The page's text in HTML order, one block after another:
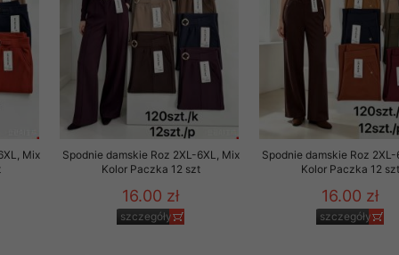
Mix
Spodnie damskie Roz 2XL-6XL, Mix
Kolor Paczka 12 szt
16.00 zł
szczegóły
Spodnie damskie Roz 2XL-
Kolor Paczka 12 szt
16.00 zł
szczegóły
przez OMEZ
wycofanie zgody nie
oraz usunięcia
zautomatyzowanemu
Twoich